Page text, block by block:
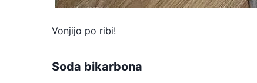
Vonjijo po ribi!
Soda bikarbona